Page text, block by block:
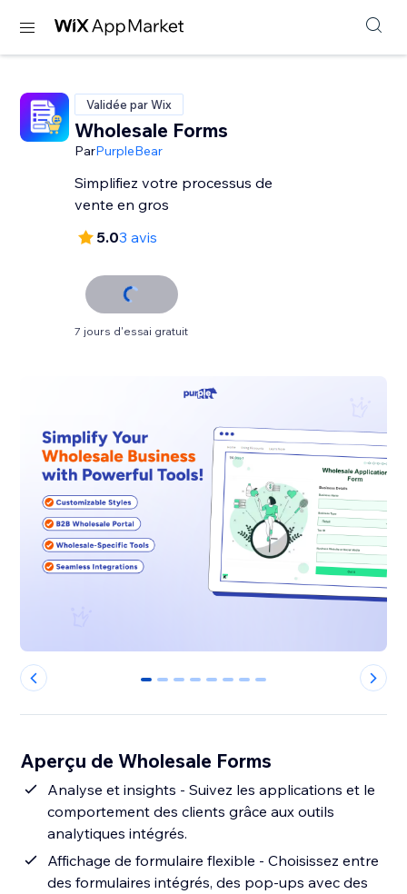
Validée par Wix
Wholesale Forms
ParPurpleBear
Simplifiez votre processus de
vente en gros
5.03 avis
7 jours d'essai gratuit
0 1 2 3 4 5 6 7
Aperçu de Wholesale Forms
Analyse et insights - Suivez les applications et le
comportement des clients grâce aux outils
analytiques intégrés.
Affichage de formulaire flexible - Choisissez entre
des formulaires intégrés, des pop-ups avec des